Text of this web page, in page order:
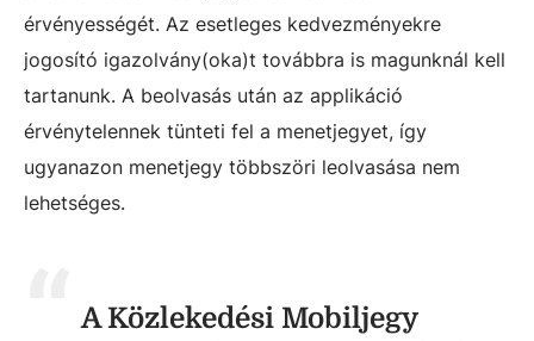
érvényességét. Az esetleges kedvezményekre
jogosító igazolvány(oka)t továbbra is magunknál kell
tartanunk. A beolvasás után az applikáció
érvénytelennek tünteti fel a menetjegyet, így
ugyanazon menetjegy többszöri leolvasása nem
lehetséges.
A Közlekedési Mobiljegy